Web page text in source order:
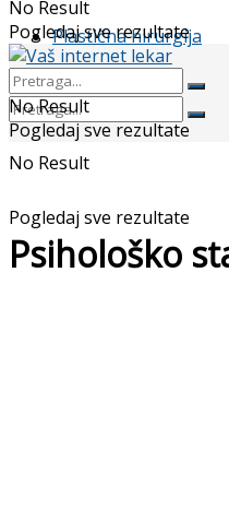
Plastična hirurgija
No Result
Pogledaj sve rezultate
No Result
Pogledaj sve rezultate
No Result
Pogledaj sve rezultate
Psihološko